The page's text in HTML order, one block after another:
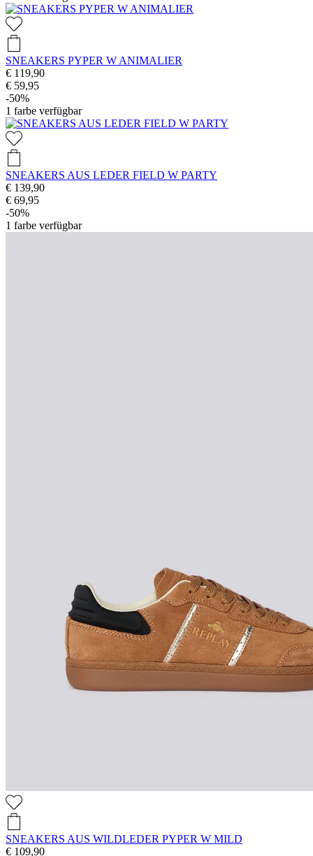
SNEAKERS PYPER W ANIMALIER
€ 119,90
€ 59,95
-50%
1 farbe verfügbar
SNEAKERS AUS LEDER FIELD W PARTY
€ 139,90
€ 69,95
-50%
1 farbe verfügbar
SNEAKERS AUS WILDLEDER PYPER W MILD
€ 109,90